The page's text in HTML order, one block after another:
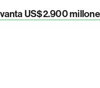
US$2.900